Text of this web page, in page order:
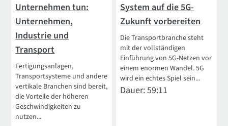
Unternehmen tun:
Unternehmen,
Industrie und
Transport
Fertigungsanlagen,
Transportsysteme und andere
vertikale Branchen sind bereit,
die Vorteile der höheren
Geschwindigkeiten zu
nutzen...
System auf die 5G-
Zukunft vorbereiten
Die Transportbranche steht
mit der vollständigen
Einführung von 5G-Netzen vor
einem enormen Wandel. 5G
wird ein echtes Spiel sein...
Dauer: 59:11